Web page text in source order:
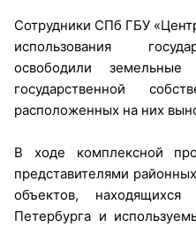
Сотрудники СПб ГБУ
использования
освободили
государственной
расположенных на них
В ходе комплексной
представителями
объектов,
Петербурга и